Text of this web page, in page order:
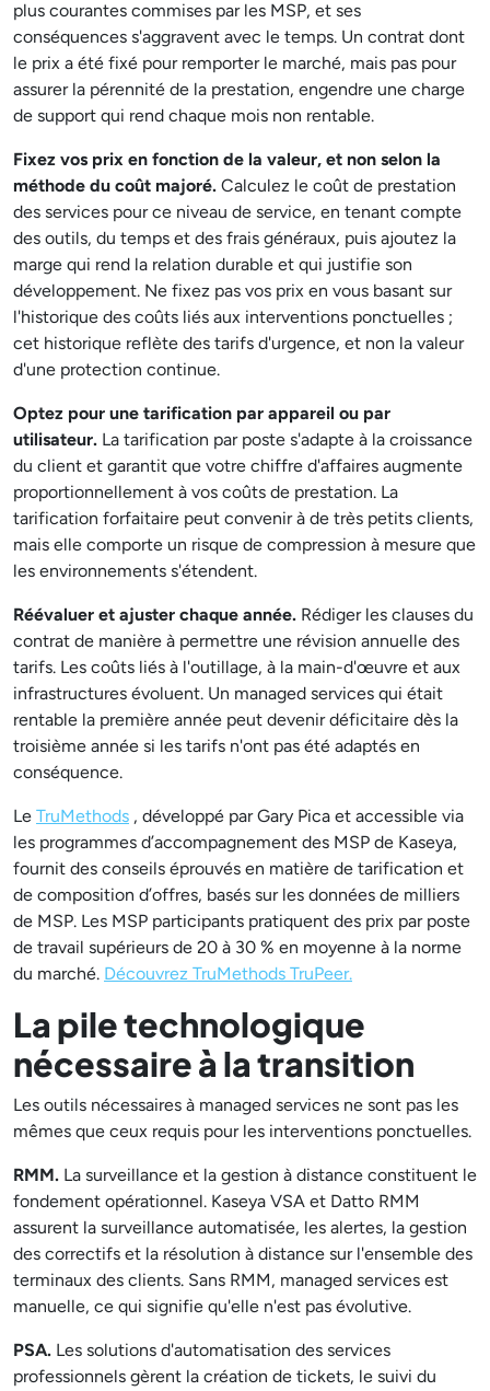
plus courantes commises par les MSP, et ses
conséquences s'aggravent avec le temps. Un contrat dont
le prix a été fixé pour remporter le marché, mais pas pour
assurer la pérennité de la prestation, engendre une charge
de support qui rend chaque mois non rentable.
Fixez vos prix en fonction de la valeur, et non selon la
méthode du coût majoré. Calculez le coût de prestation
des services pour ce niveau de service, en tenant compte
des outils, du temps et des frais généraux, puis ajoutez la
marge qui rend la relation durable et qui justifie son
développement. Ne fixez pas vos prix en vous basant sur
l'historique des coûts liés aux interventions ponctuelles ;
cet historique reflète des tarifs d'urgence, et non la valeur
d'une protection continue.
Optez pour une tarification par appareil ou par
utilisateur. La tarification par poste s'adapte à la croissance
du client et garantit que votre chiffre d'affaires augmente
proportionnellement à vos coûts de prestation. La
tarification forfaitaire peut convenir à de très petits clients,
mais elle comporte un risque de compression à mesure que
les environnements s'étendent.
Réévaluer et ajuster chaque année. Rédiger les clauses du
contrat de manière à permettre une révision annuelle des
tarifs. Les coûts liés à l'outillage, à la main-d'œuvre et aux
infrastructures évoluent. Un managed services qui était
rentable la première année peut devenir déficitaire dès la
troisième année si les tarifs n'ont pas été adaptés en
conséquence.
Le TruMethods , développé par Gary Pica et accessible via
les programmes d’accompagnement des MSP de Kaseya,
fournit des conseils éprouvés en matière de tarification et
de composition d’offres, basés sur les données de milliers
de MSP. Les MSP participants pratiquent des prix par poste
de travail supérieurs de 20 à 30 % en moyenne à la norme
du marché. Découvrez TruMethods TruPeer.
La pile technologique
nécessaire à la transition
Les outils nécessaires à managed services ne sont pas les
mêmes que ceux requis pour les interventions ponctuelles.
RMM. La surveillance et la gestion à distance constituent le
fondement opérationnel. Kaseya VSA et Datto RMM
assurent la surveillance automatisée, les alertes, la gestion
des correctifs et la résolution à distance sur l'ensemble des
terminaux des clients. Sans RMM, managed services est
manuelle, ce qui signifie qu'elle n'est pas évolutive.
PSA. Les solutions d'automatisation des services
professionnels gèrent la création de tickets, le suivi du